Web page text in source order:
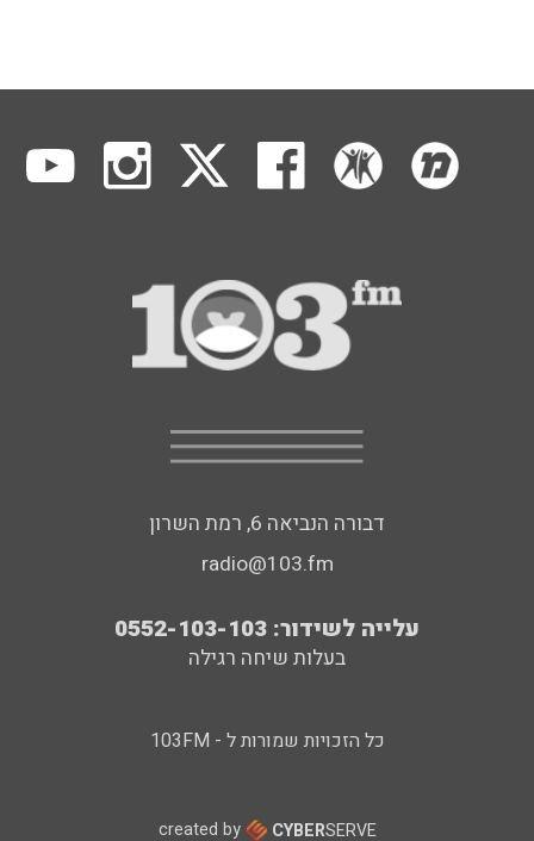
דבורה הנביאה 6, רמת השרון
radio@103.fm
עלייה לשידור: 0552-103-103
בעלות שיחה רגילה
כל הזכויות שמורות ל - 103FM
created by CYBERSERVE